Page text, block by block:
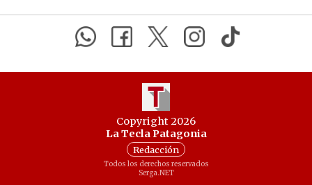
Copyright 2026
La Tecla Patagonia
Redacción
Todos los derechos reservados
Serga.NET